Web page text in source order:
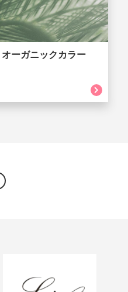
ーガニックカラー